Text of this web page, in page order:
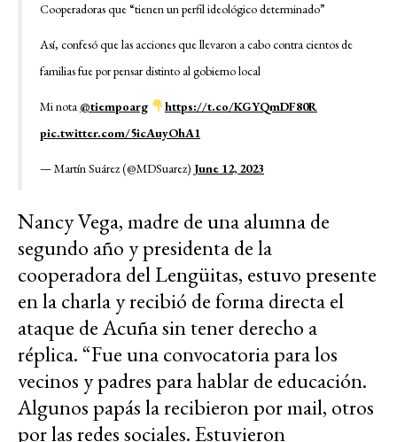
Cooperadoras que “tienen un perfil ideológico determinado”
Así, confesó que las acciones que llevaron a cabo contra cientos de
familias fue por pensar distinto al gobierno local
Mi nota@tiempoarg
https://t.co/KGYQmDF80R
pic.twitter.com/5icAuyOhA1
— Martín Suárez (@MDSuarez) June 12, 2023
Nancy Vega, madre de una alumna de
segundo año y presidenta de la
cooperadora del Lengüitas, estuvo presente
en la charla y recibió de forma directa el
ataque de Acuña sin tener derecho a
réplica. “Fue una convocatoria para los
vecinos y padres para hablar de educación.
Algunos papás la recibieron por mail, otros
por las redes sociales. Estuvieron